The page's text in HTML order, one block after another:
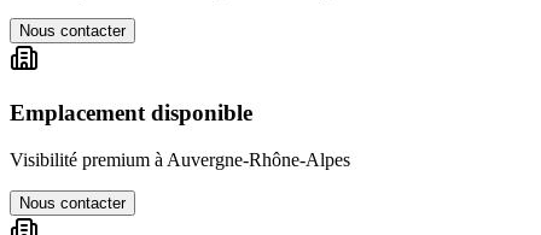
Nous contacter
Emplacement disponible
Visibilité premium à Auvergne-Rhône-Alpes
Nous contacter